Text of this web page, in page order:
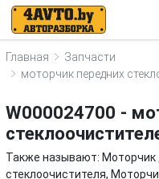
Главная
Запчасти
моторчик передних
W000024700 -
Также называют: Моторчик
стеклоочистителя,